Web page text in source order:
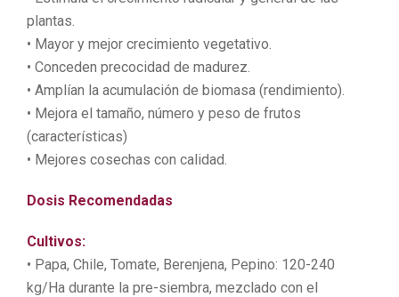
plantas.
• Mayor y mejor crecimiento vegetativo.
• Conceden precocidad de madurez.
• Amplían la acumulación de biomasa (rendimiento).
• Mejora el tamaño, número y peso de frutos
(características)
• Mejores cosechas con calidad.
Dosis Recomendadas
Cultivos:
• Papa, Chile, Tomate, Berenjena, Pepino: 120-240
kg/Ha durante la pre-siembra, mezclado con el